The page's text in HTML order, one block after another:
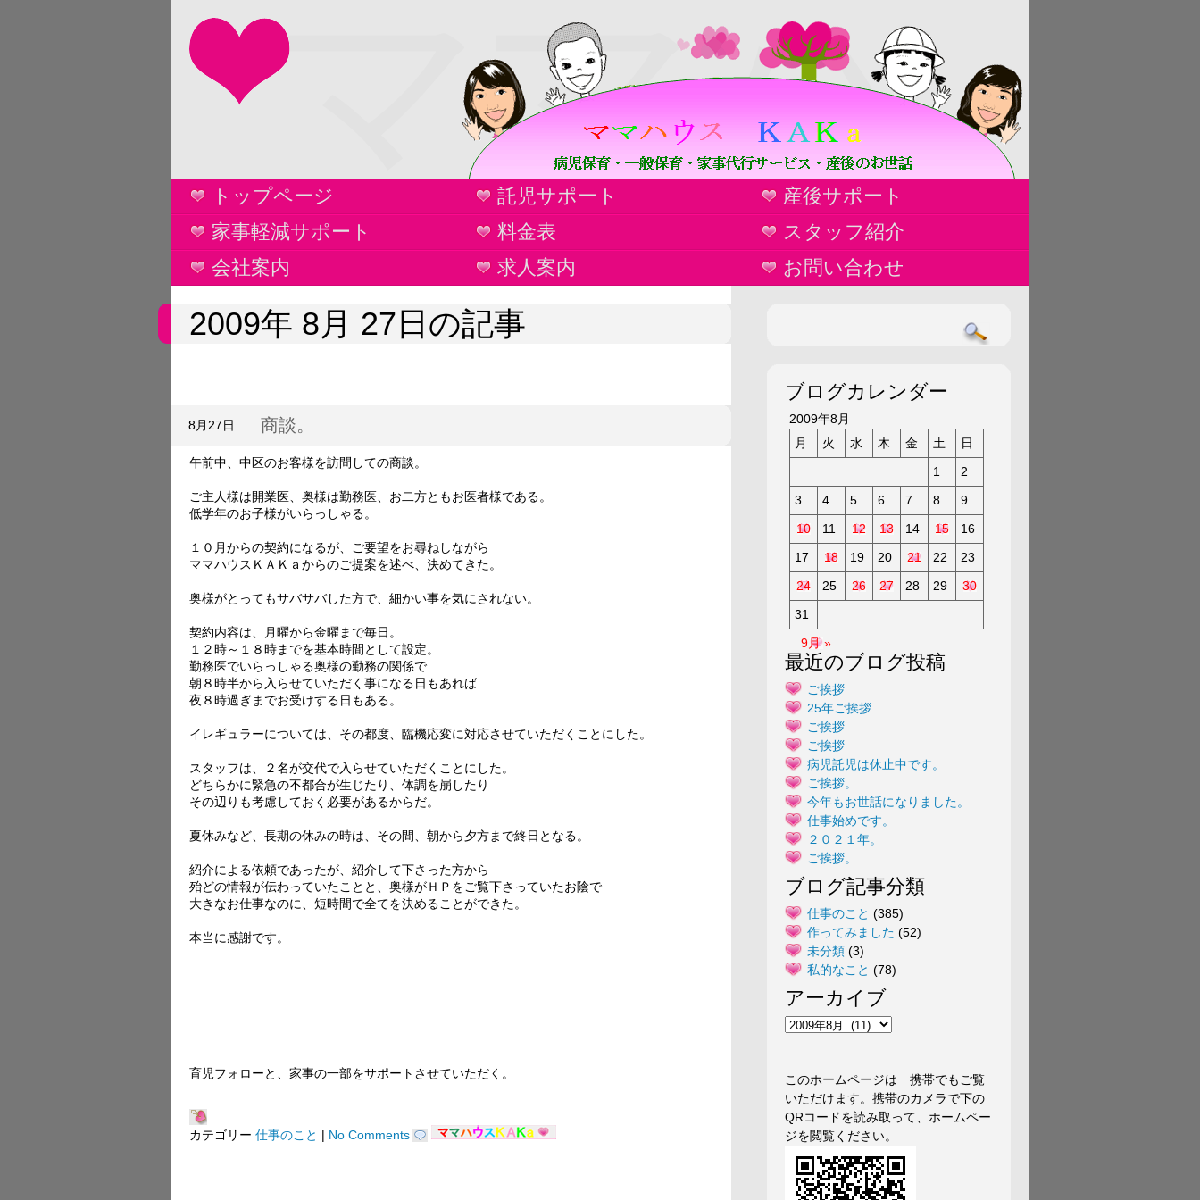
ママハ
ウス
KAKa
トップページ 託児サポート
産後サポート
家事軽減サポート
料金表
スタッフ紹介
会社案内
求人案内 お問い合わせ
2009年 8月 27日の記事
商談。
8月27日
午前中、中区のお客様を訪問しての商談。
ご主人様は開業医、奥様は勤務医、お二方ともお医者様である。
低学年のお子様がいらっしゃる。
１０月からの契約になるが、ご要望をお尋ねしながら
ママハウスＫＡＫａからのご提案を述べ、決めてきた。
奥様がとってもサバサバした方で、細かい事を気にされない。
契約内容は、月曜から金曜まで毎日。
１２時～１８時までを基本時間として設定。
勤務医でいらっしゃる奥様の勤務の関係で
朝８時半から入らせていただく事になる日もあれば
夜８時過ぎまでお受けする日もある。
イレギュラーについては、その都度、臨機応変に対応させていただくことにした。
スタッフは、２名が交代で入らせていただくことにした。
どちらかに緊急の不都合が生じたり、体調を崩したり
その辺りも考慮しておく必要があるからだ。
夏休みなど、長期の休みの時は、その間、朝から夕方まで終日となる。
紹介による依頼であったが、紹介して下さった方から
殆どの情報が伝わっていたことと、奥様がＨＰをご覧下さっていたお陰で
大きなお仕事なのに、短時間で全てを決めることができた。
本当に感謝です。
育児フォローと、家事の一部をサポートさせていただく。
カテゴリー 仕事のこと | No Comments
ブログカレンダー
2009年8月
月
火 水 木 金 土
日
1
2
3
4 5 6 7 8
9
10
11 12 13 14 15
16
17
18 19 20 21 22
23
24
25 26 27 28 29
30
31
9月 »
最近のブログ投稿
ご挨拶
25年ご挨拶
ご挨拶
ご挨拶
病児託児は休止中です。
ご挨拶。
今年もお世話になりました。
仕事始めです。
２０２１年。
ご挨拶。
ブログ記事分類
仕事のこと (385)
作ってみました (52)
未分類 (3)
私的なこと (78)
アーカイブ
ア
イ
ブ
このホームページは 携帯でもご覧
いただけます。携帯のカメラで下の
QRコードを読み取って、ホームペー
ジを閲覧ください。